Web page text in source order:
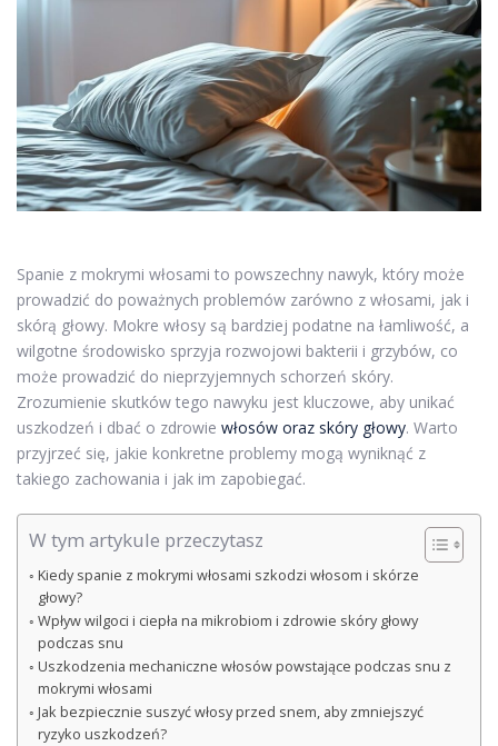
Spanie z mokrymi włosami to powszechny nawyk, który może
prowadzić do poważnych problemów zarówno z włosami, jak i
skórą głowy. Mokre włosy są bardziej podatne na łamliwość, a
wilgotne środowisko sprzyja rozwojowi bakterii i grzybów, co
może prowadzić do nieprzyjemnych schorzeń skóry.
Zrozumienie skutków tego nawyku jest kluczowe, aby unikać
uszkodzeń i dbać o zdrowie włosów oraz skóry głowy. Warto
przyjrzeć się, jakie konkretne problemy mogą wyniknąć z
takiego zachowania i jak im zapobiegać.
W tym artykule przeczytasz
Kiedy spanie z mokrymi włosami szkodzi włosom i skórze
głowy?
Wpływ wilgoci i ciepła na mikrobiom i zdrowie skóry głowy
podczas snu
Uszkodzenia mechaniczne włosów powstające podczas snu z
mokrymi włosami
Jak bezpiecznie suszyć włosy przed snem, aby zmniejszyć
ryzyko uszkodzeń?